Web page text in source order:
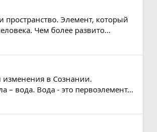
пространство. Элемент, который
Чем более развито...
изменения в Сознании.
– вода. Вода - это первоэлемент...